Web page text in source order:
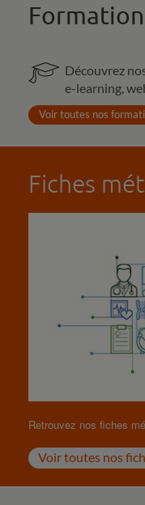
Découvrez
e-learning,
Voir toutes nos
Fiches
Retrouvez nos fiches
Voir toutes nos